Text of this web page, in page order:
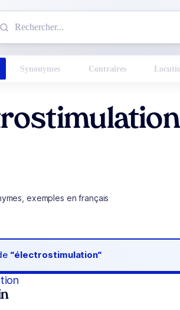
Synonymes Contraires
exemples en français
“électrostimulation“